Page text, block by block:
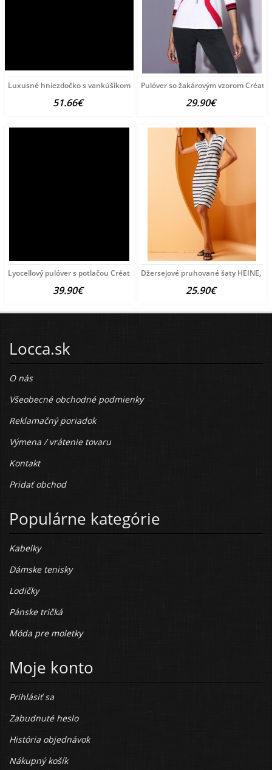
Luxusné hniezdočko s vankúšikom a perinkou
51.66€
Pulóver so žakárovým vzorom
29.90€
Lyocellový pulóver s potlačou Création
39.90€
Džersejové pruhované šaty HEINE,
25.90€
Locca.sk
O nás
Všeobecné obchodné podmienky
Reklamačný poriadok
Výmena / vrátenie tovaru
Kontakt
Pridať obchod
Populárne kategórie
Kabelky
Dámske tenisky
Lodičky
Pánske tričká
Móda pre moletky
Moje konto
Prihlásiť sa
Zabudnuté heslo
História objednávok
Nákupný košík